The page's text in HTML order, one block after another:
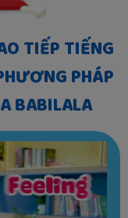
TIẾP TIẾNG
PHÁP
BABILALA